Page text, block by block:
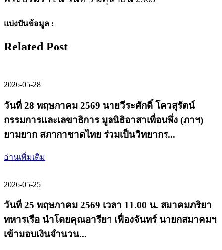
แบ่งปันข้อมูล :
Related Post
2026-05-28
วันที่ 28 พฤษภาคม 2569 นายวีระศักดิ์ โควสุรัตน์
กรรมการและเลขาธิการ มูลนิธิอาสาเพื่อนพึ่ง (ภาฯ)
ยามยาก สภากาชาดไทย ร่วมเป็นวิทยากร...
อ่านเพิ่มเติม
2026-05-25
วันที่ 25 พฤษภาคม 2569 เวลา 11.00 น. สมาคมภริยา
ทหารเรือ นำโดยคุณอารียา เฟื่องจันทร์ นายกสมาคมฯ
เข้ามอบเงินจำนวน...